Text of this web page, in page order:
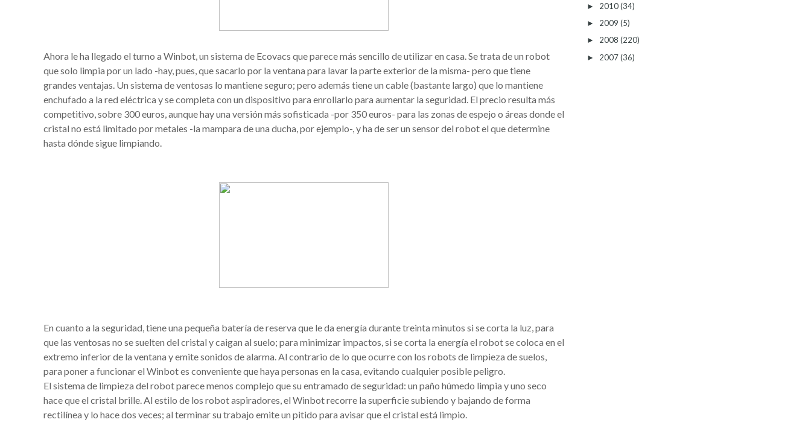
Ahora le ha llegado el turno a Winbot, un sistema de Ecovacs que parece más sencillo de utilizar en casa. Se trata de un robot
que solo limpia por un lado -hay, pues, que sacarlo por la ventana para lavar la parte exterior de la misma- pero que tiene
grandes ventajas. Un sistema de ventosas lo mantiene seguro; pero además tiene un cable (bastante largo) que lo mantiene
enchufado a la red eléctrica y se completa con un dispositivo para enrollarlo para aumentar la seguridad. El precio resulta más
competitivo, sobre 300 euros, aunque hay una versión más sofisticada -por 350 euros- para las zonas de espejo o áreas donde el
cristal no está limitado por metales -la mampara de una ducha, por ejemplo-, y ha de ser un sensor del robot el que determine
hasta dónde sigue limpiando.
En cuanto a la seguridad, tiene una pequeña batería de reserva que le da energía durante treinta minutos si se corta la luz, para
que las ventosas no se suelten del cristal y caigan al suelo; para minimizar impactos, si se corta la energía el robot se coloca en el
extremo inferior de la ventana y emite sonidos de alarma. Al contrario de lo que ocurre con los robots de limpieza de suelos,
para poner a funcionar el Winbot es conveniente que haya personas en la casa, evitando cualquier posible peligro.
El sistema de limpieza del robot parece menos complejo que su entramado de seguridad: un paño húmedo limpia y uno seco
hace que el cristal brille. Al estilo de los robot aspiradores, el Winbot recorre la superficie subiendo y bajando de forma
rectilínea y lo hace dos veces; al terminar su trabajo emite un pitido para avisar que el cristal está limpio.
► 2010(34)
► 2009 (5)
► 2008 (220)
► 2007(36)